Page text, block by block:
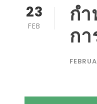
23
FEB
ก
ก